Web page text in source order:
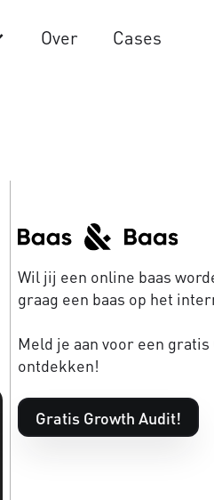
Over Cases
Wil jij een online baas
graag een baas op het
Meld je aan voor een
ontdekken!
Gratis Growth Audit!